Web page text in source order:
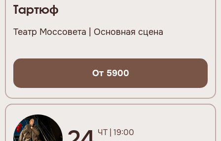
Тартюф
Театр Моссовета | Основная сцена
От 5900
ЧТ | 19:00